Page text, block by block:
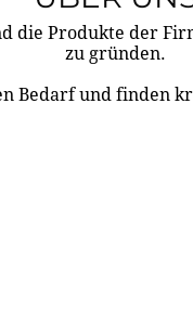
die Produkte der
zu gründen.
Bedarf und finden